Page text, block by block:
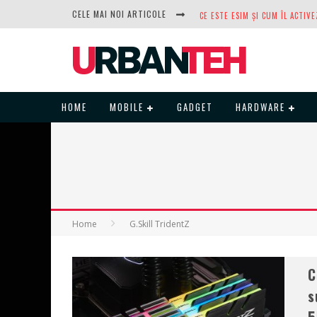
CELE MAI NOI ARTICOLE
DUPĂ ANI DE REFUZURI,
HOME MOBILE GADGET HARDWARE
Home G.Skill TridentZ